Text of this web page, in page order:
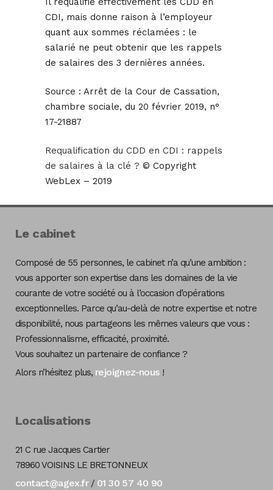
CDI, mais donne raison à l’employeur
quant aux sommes réclamées : le
salarié ne peut obtenir que les rappels
de salaires des 3 dernières années.
Source : Arrêt de la Cour de Cassation,
chambre sociale, du 20 février 2019, n°
17-21887
Requalification du CDD en CDI : rappels
de salaires à la clé ? © Copyright
WebLex – 2019
Le cabinet
Composé de 55 personnes, le cabinet n’a qu’une ambition :
vous apporter son expertise dans les domaines de la vie
courante de votre société ou à l’occasion d’opérations
exceptionnelles. Parce qu’au-delà de notre expertise et notre
disponibilité, nous partageons les mêmes valeurs que vous :
Professionnalisme, efficacité, proximité.
Vous souhaitez un partenaire de confiance ?
Alors n’hésitez plus, rejoignez-nous!
Localisations
21 C rue Jacques Cartier
78960 VOISINS LE BRETONNEUX
contact@agex.fr/ 01 30 57 40 90